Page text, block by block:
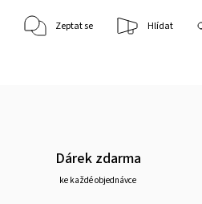
Zeptat se Hlídat
Dárek zdarma
ke každé objednávce